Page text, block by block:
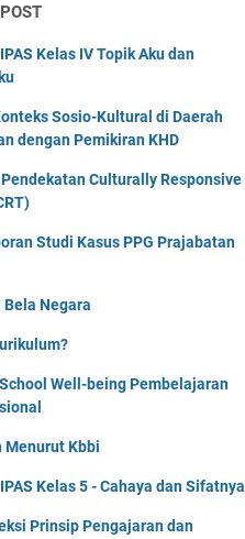
Kelas IV Topik Aku dan
Sosio-Kultural di Daerah
dengan Pemikiran KHD
Culturally Responsive
Studi Kasus PPG Prajabatan
Negara
Well-being Pembelajaran
Menurut Kbbi
Kelas 5 - Cahaya dan Sifatnya
Prinsip Pengajaran dan